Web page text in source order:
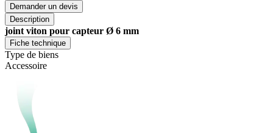
Demander un devis
Description
joint viton pour capteur Ø 6 mm
Fiche technique
Type de biens
Accessoire